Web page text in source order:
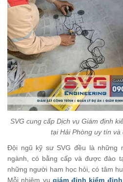
SVG cung cấp Dịch vụ Giám định
tại Hải Phòng uy tín và
Đội ngũ kỹ sư SVG đều là những
ngành, có bằng cấp và được đào
những người ham học hỏi, có tâm
Mỗi nhiệm vụ giám định kiểm